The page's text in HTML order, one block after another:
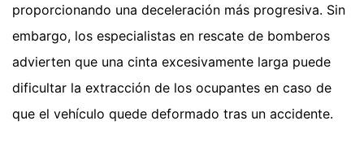
proporcionando una deceleración más progresiva. Sin
embargo, los especialistas en rescate de bomberos
advierten que una cinta excesivamente larga puede
dificultar la extracción de los ocupantes en caso de
que el vehículo quede deformado tras un accidente.